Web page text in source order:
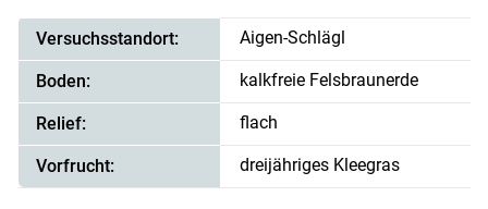
Versuchsstandort: Aigen-Schlägl
Boden: kalkfreie Felsbraunerde
Relief: flach
Vorfrucht: dreijähriges Kleegras